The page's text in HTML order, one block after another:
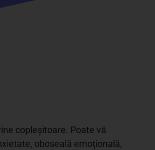
copleșitoare. Poate vă
oboseală emoțională,